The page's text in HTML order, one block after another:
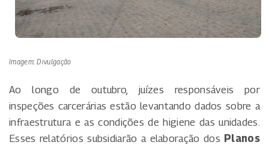
Imagem: Divulgação
Ao longo de outubro, juízes responsáveis por
inspeções carcerárias estão levantando dados sobre a
infraestrutura e as condições de higiene das unidades.
Esses relatórios subsidiarão a elaboração dos Planos